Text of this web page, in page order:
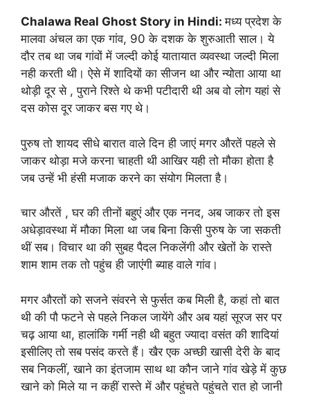
Chalawa Real Ghost Story in Hindi:मध्य प्रदेश के
मालवा अंचल का एक गांव, 90 के दशक के शुरुआती साल। ये
दौर तब था जब गांवों में जल्दी कोई यातायात व्यवस्था जल्दी मिला
नही करती थी। ऐसे में शादियों का सीजन था और न्योता आया था
थोड़ी दूर से , पुराने रिश्ते थे कभी पटीदारी थी अब वो लोग यहां से
दस कोस दूर जाकर बस गए थे।
पुरुष तो शायद सीधे बारात वाले दिन ही जाएं मगर औरतें पहले से
जाकर थोड़ा मजे करना चाहती थी आखिर यही तो मौका होता है
जब उन्हें भी हंसी मजाक करने का संयोग मिलता है।
चार औरतें , घर की तीनों बहुएं और एक ननद, अब जाकर तो इस
अधेड़ावस्था में मौका मिला था जब बिना किसी पुरुष के जा सकती
थीं सब। विचार था की सुबह पैदल निकलेंगी और खेतों के रास्ते
शाम शाम तक तो पहुंच ही जाएंगी ब्याह वाले गांव।
मगर औरतों को सजने संवरने से फुर्सत कब मिली है, कहां तो बात
थी की पौ फटने से पहले निकल जायेंगे और अब यहां सूरज सर पर
चढ़ आया था, हालांकि गर्मी नही थी बहुत ज्यादा वसंत की शादियां
इसीलिए तो सब पसंद करते हैं। खैर एक अच्छी खासी देरी के बाद
सब निकलीं, खाने का इंतजाम साथ था कौन जाने गांव खेड़े में कुछ
खाने को मिले या न कहीं रास्ते में और पहुंचते पहुंचते रात हो जानी